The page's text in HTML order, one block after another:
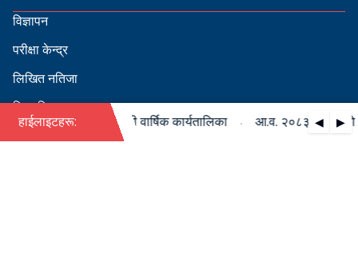
विज्ञापन
परीक्षा केन्द्र
लिखित नतिजा
सिफारिस
हाईलाइटहरू: ◀ ▶
०८४ को पदपूर्ति सम्बन्धी वार्षिक कार्यतालिका आ.व. २०८३/०८४ को